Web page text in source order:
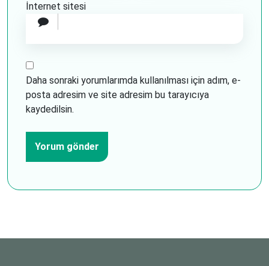
İnternet sitesi
Daha sonraki yorumlarımda kullanılması için adım, e-
posta adresim ve site adresim bu tarayıcıya
kaydedilsin.